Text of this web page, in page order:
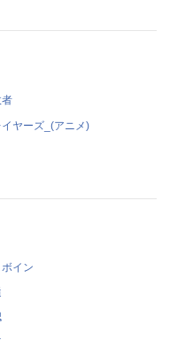
イヤーズ_(アニメ)
イン